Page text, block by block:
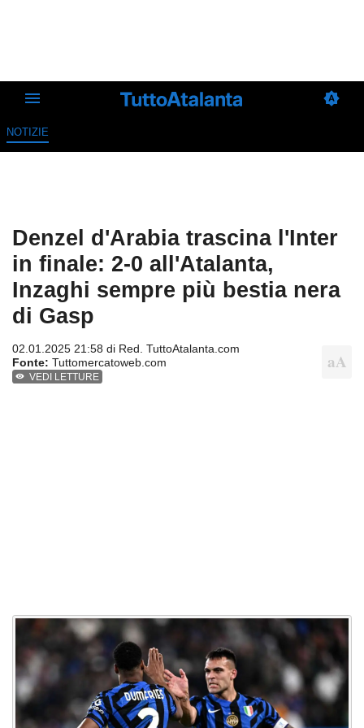
NOTIZIE
Denzel d'Arabia trascina l'Inter
in finale: 2-0 all'Atalanta,
Inzaghi sempre più bestia nera
di Gasp
02.01.2025 21:58 di Red. TuttoAtalanta.com
Fonte: Tuttomercatoweb.com
VEDI LETTURE